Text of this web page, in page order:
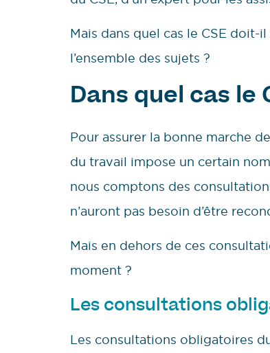
Mais dans quel cas le CSE doit-
l’ensemble des sujets ?
Dans quel cas le
Pour assurer la bonne marche
du travail impose un certain
nous comptons des
n’auront pas besoin d’être
Mais en dehors de ces
moment ?
Les consultations
Les consultations obligatoires